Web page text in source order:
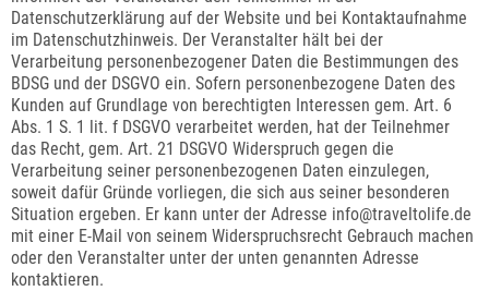
Datenschutzerklärung auf der Website und bei Kontaktaufnahme
im Datenschutzhinweis. Der Veranstalter hält bei der
Verarbeitung personenbezogener Daten die Bestimmungen des
BDSG und der DSGVO ein. Sofern personenbezogene Daten des
Kunden auf Grundlage von berechtigten Interessen gem. Art. 6
Abs. 1 S. 1 lit. f DSGVO verarbeitet werden, hat der Teilnehmer
das Recht, gem. Art. 21 DSGVO Widerspruch gegen die
Verarbeitung seiner personenbezogenen Daten einzulegen,
soweit dafür Gründe vorliegen, die sich aus seiner besonderen
Situation ergeben. Er kann unter der Adresse info@traveltolife.de
mit einer E-Mail von seinem Widerspruchsrecht Gebrauch machen
oder den Veranstalter unter der unten genannten Adresse
kontaktieren.